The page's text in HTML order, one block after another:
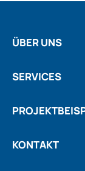
ÜBER UNS
SERVICES
KONTAKT